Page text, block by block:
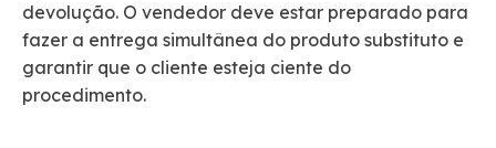
devolução. O vendedor deve estar preparado para
fazer a entrega simultânea do produto substituto e
garantir que o cliente esteja ciente do
procedimento.